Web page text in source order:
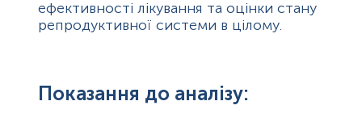
ефективності лікування та оцінки стану
репродуктивної системи в цілому.
Показання до аналізу: